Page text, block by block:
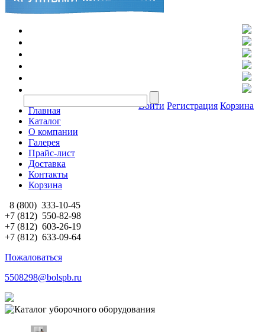
Войти Регистрация Корзина
Главная
Каталог
О компании
Галерея
Прайс-лист
Доставка
Контакты
Корзина
8 (800) 333-10-45
+7 (812) 550-82-98
+7 (812) 603-26-19
+7 (812) 633-09-64
Пожаловаться
5508298@bolspb.ru